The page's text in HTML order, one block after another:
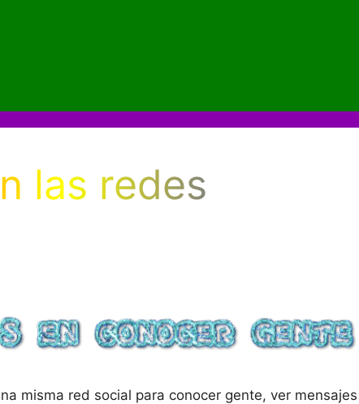
las redes
misma red social para conocer gente, ver mensajes